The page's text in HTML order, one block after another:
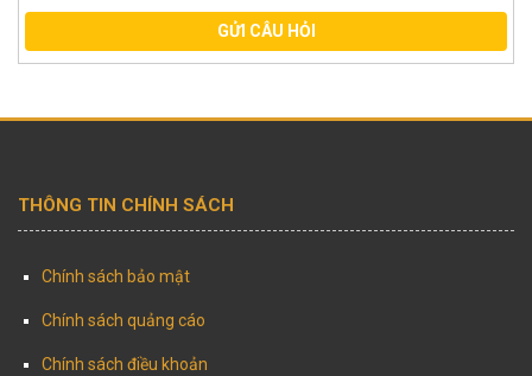
GỬI CÂU HỎI
THÔNG TIN CHÍNH SÁCH
Chính sách bảo mật
Chính sách quảng cáo
Chính sách điều khoản